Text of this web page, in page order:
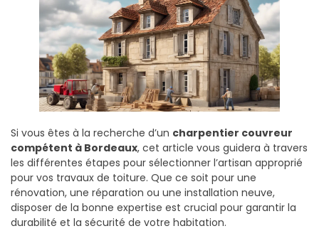
Si vous êtes à la recherche d’un charpentier couvreur
compétent à Bordeaux, cet article vous guidera à travers
les différentes étapes pour sélectionner l’artisan approprié
pour vos travaux de toiture. Que ce soit pour une
rénovation, une réparation ou une installation neuve,
disposer de la bonne expertise est crucial pour garantir la
durabilité et la sécurité de votre habitation.